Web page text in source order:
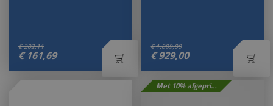
€ 202,11
€ 161,69
€ 1.089,00
€ 929,00
Met 10% afgeprijsd